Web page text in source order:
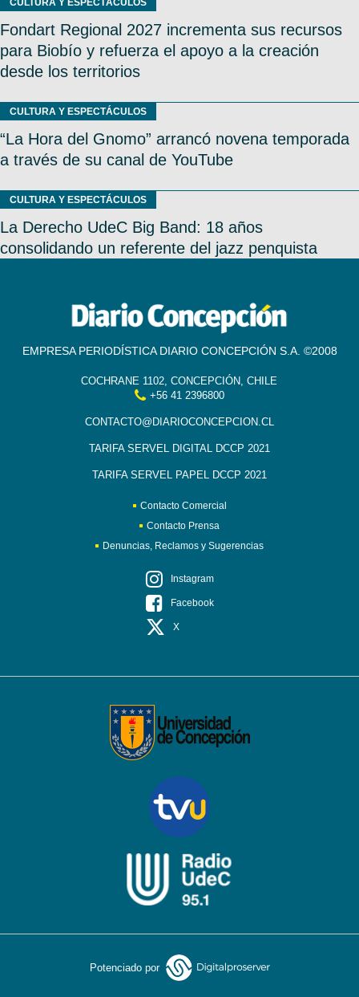
Fondart Regional 2027 incrementa sus recursos
para Biobío y refuerza el apoyo a la creación
desde los territorios
CULTURA Y ESPECTÁCULOS
“La Hora del Gnomo” arrancó novena temporada
a través de su canal de YouTube
CULTURA Y ESPECTÁCULOS
La Derecho UdeC Big Band: 18 años
consolidando un referente del jazz penquista
EMPRESA PERIODÍSTICA DIARIO CONCEPCIÓN S.A. ©2008
COCHRANE 1102, CONCEPCIÓN, CHILE
+56 41 2396800
CONTACTO@DIARIOCONCEPCION.CL
TARIFA SERVEL DIGITAL DCCP 2021
TARIFA SERVEL PAPEL DCCP 2021
Contacto Comercial
Contacto Prensa
Denuncias, Reclamos y Sugerencias
Instagram
Facebook
X
Potenciado por